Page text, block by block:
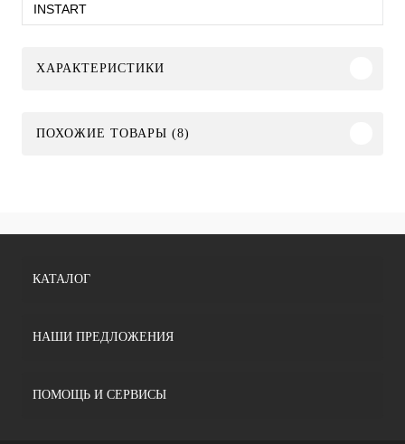
INSTART
ХАРАКТЕРИСТИКИ
ПОХОЖИЕ ТОВАРЫ (8)
КАТАЛОГ
НАШИ ПРЕДЛОЖЕНИЯ
ПОМОЩЬ И СЕРВИСЫ